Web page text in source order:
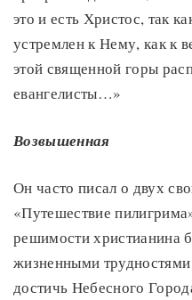
это и есть Христос, так
устремлен к Нему, как к
этой священной горы
евангелисты…»
Возвышенная
Он часто писал о двух
«Путешествие
решимости христианина
жизненными
достичь Небесного